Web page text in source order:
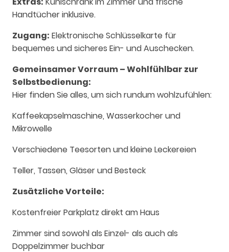
Handtücher inklusive.
Zugang: Elektronische Schlüsselkarte für
bequemes und sicheres Ein- und Auschecken.
Gemeinsamer Vorraum – Wohlfühlbar zur
Selbstbedienung:
Hier finden Sie alles, um sich rundum wohlzufühlen:
Kaffeekapselmaschine, Wasserkocher und
Mikrowelle
Verschiedene Teesorten und kleine Leckereien
Teller, Tassen, Gläser und Besteck
Zusätzliche Vorteile:
Kostenfreier Parkplatz direkt am Haus
Zimmer sind sowohl als Einzel- als auch als
Doppelzimmer buchbar